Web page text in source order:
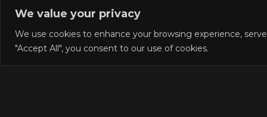
We value your privacy
We use cookies to enhance your browsing experience,
"Accept All", you consent to our use of cookies.
Columbus Wet Sluts
Turn Your